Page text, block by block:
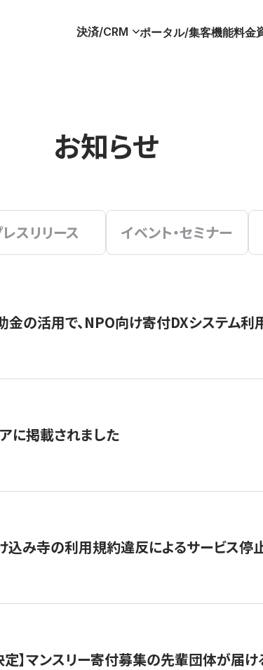
決済/CRM ポータル/集客機能料金
お知らせ
スリリース イベント・セミナー
金の活用で、NPO向け寄付DXシステム
に掲載されました
込み寺の利用規約違反によるサービス停
】マンスリー寄付募集の先輩団体が届